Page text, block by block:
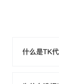
什么是TK代